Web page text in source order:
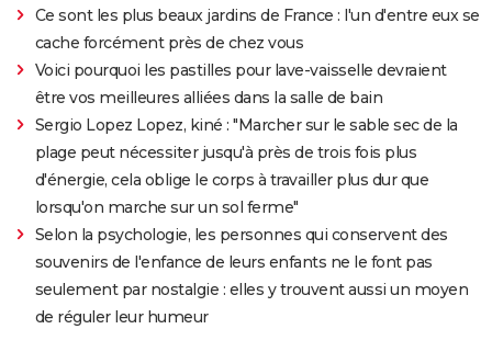
Ce sont les plus beaux jardins de France : l'un d'entre eux se
cache forcément près de chez vous
Voici pourquoi les pastilles pour lave-vaisselle devraient
être vos meilleures alliées dans la salle de bain
Sergio Lopez Lopez, kiné : "Marcher sur le sable sec de la
plage peut nécessiter jusqu'à près de trois fois plus
d'énergie, cela oblige le corps à travailler plus dur que
lorsqu'on marche sur un sol ferme"
Selon la psychologie, les personnes qui conservent des
souvenirs de l'enfance de leurs enfants ne le font pas
seulement par nostalgie : elles y trouvent aussi un moyen
de réguler leur humeur